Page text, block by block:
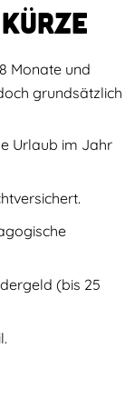
Monate und
grundsätzlich
Urlaub im Jahr
(bis 25